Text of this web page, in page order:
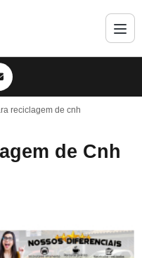
reciclagem de cnh
de Cnh